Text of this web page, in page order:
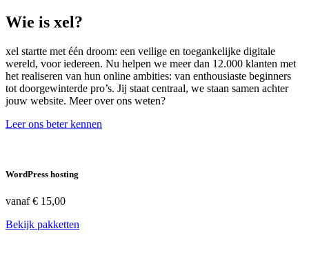
Wie is xel?
xel startte met één droom: een veilige en toegankelijke digitale
wereld, voor iedereen. Nu helpen we meer dan 12.000 klanten met
het realiseren van hun online ambities: van enthousiaste beginners
tot doorgewinterde pro’s. Jij staat centraal, we staan samen achter
jouw website. Meer over ons weten?
Leer ons beter kennen
WordPress hosting
vanaf€ 15,00
Bekijk pakketten